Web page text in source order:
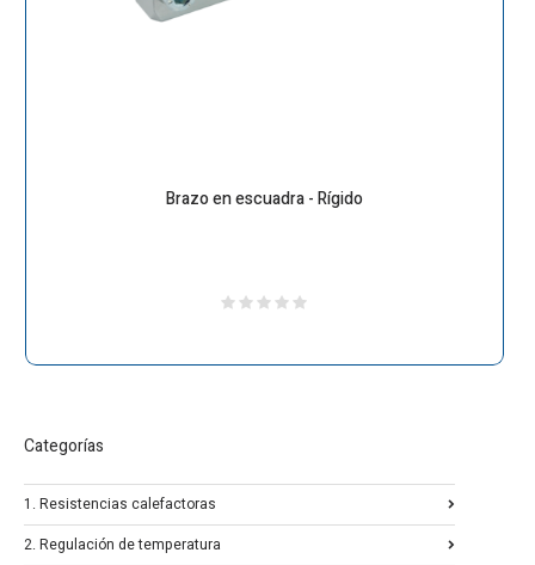
Brazo en escuadra - Rígido
Categorías
1. Resistencias calefactoras
2. Regulación de temperatura